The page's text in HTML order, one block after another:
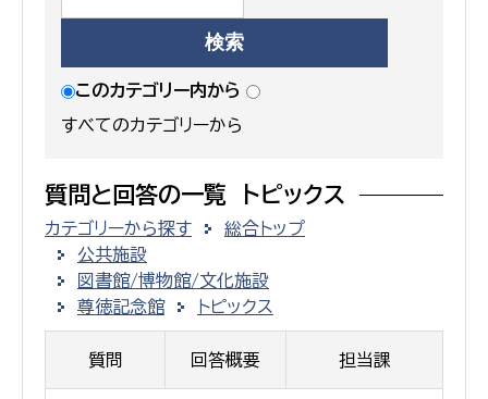
このカテゴリー内から
すべてのカテゴリーから
質問と回答の一覧 トピックス
カテゴリーから探す
総合トップ
公共施設
図書館/博物館/文化施設
尊徳記念館
トピックス
質問 回答概要 担当課